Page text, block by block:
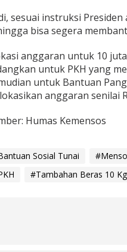
sesuai instruksi
bisa segera
anggaran untuk 10
untuk PKH yang
untuk Bantuan
anggaran senilai
Humas Kemensos
Sosial Tunai
#Tambahan Beras 10 Kg